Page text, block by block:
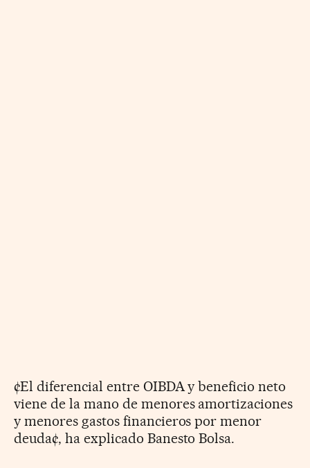
¢El diferencial entre OIBDA y beneficio neto
viene de la mano de menores amortizaciones
y menores gastos financieros por menor
deuda¢, ha explicado Banesto Bolsa.